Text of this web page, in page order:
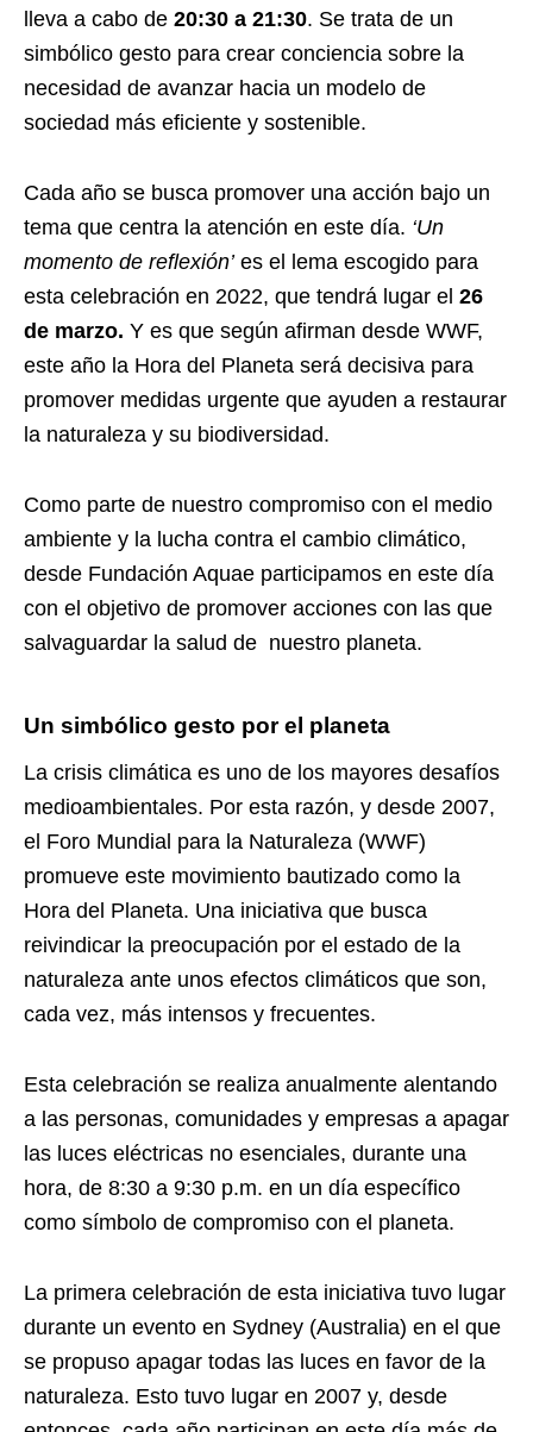
lleva a cabo de 20:30 a 21:30. Se trata de un
simbólico gesto para crear conciencia sobre la
necesidad de avanzar hacia un modelo de
sociedad más eficiente y sostenible.
Cada año se busca promover una acción bajo un
tema que centra la atención en este día. ‘Un
momento de reflexión’es el lema escogido para
esta celebración en 2022, que tendrá lugar el 26
de marzo. Y es que según afirman desde WWF,
este año la Hora del Planeta será decisiva para
promover medidas urgente que ayuden a restaurar
la naturaleza y su biodiversidad.
Como parte de nuestro compromiso con el medio
ambiente y la lucha contra el cambio climático,
desde Fundación Aquae participamos en este día
con el objetivo de promover acciones con las que
salvaguardar la salud de nuestro planeta.
Un simbólico gesto por el planeta
La crisis climática es uno de los mayores desafíos
medioambientales. Por esta razón, y desde 2007,
el Foro Mundial para la Naturaleza (WWF)
promueve este movimiento bautizado como la
Hora del Planeta. Una iniciativa que busca
reivindicar la preocupación por el estado de la
naturaleza ante unos efectos climáticos que son,
cada vez, más intensos y frecuentes.
Esta celebración se realiza anualmente alentando
a las personas, comunidades y empresas a apagar
las luces eléctricas no esenciales, durante una
hora, de 8:30 a 9:30 p.m. en un día específico
como símbolo de compromiso con el planeta.
La primera celebración de esta iniciativa tuvo lugar
durante un evento en Sydney (Australia) en el que
se propuso apagar todas las luces en favor de la
naturaleza. Esto tuvo lugar en 2007 y, desde